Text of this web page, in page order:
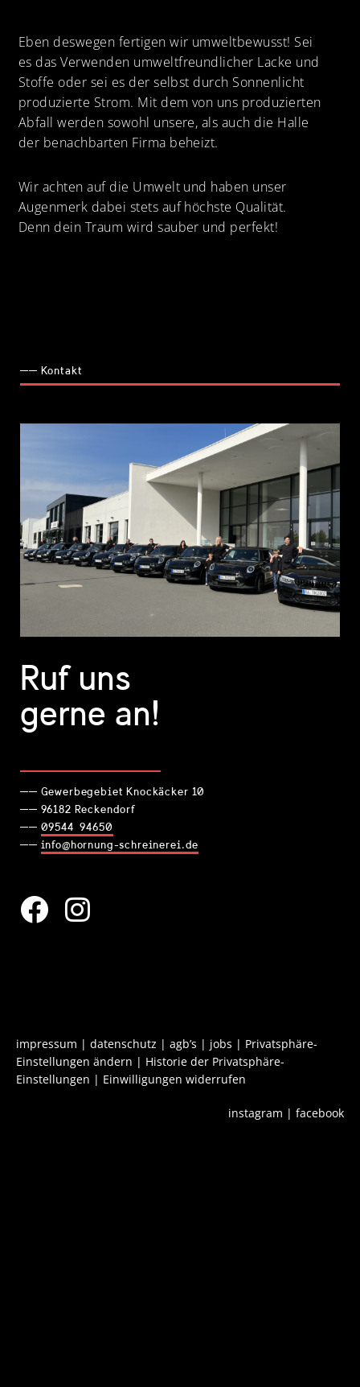
Eben deswegen fertigen wir umweltbewusst! Sei
es das Verwenden umweltfreundlicher Lacke und
Stoffe oder sei es der selbst durch Sonnenlicht
produzierte Strom. Mit dem von uns produzierten
Abfall werden sowohl unsere, als auch die Halle
der benachbarten Firma beheizt.
Wir achten auf die Umwelt und haben unser
Augenmerk dabei stets auf höchste Qualität.
Denn dein Traum wird sauber und perfekt!
── Kontakt
Ruf uns
gerne an!
── Gewerbegebiet Knockäcker 10
── 96182 Reckendorf
── 09544 94650
── info@hornung-schreinerei.de
impressum | datenschutz | agb’s | jobs | Privatsphäre-
Einstellungen ändern | Historie der Privatsphäre-
Einstellungen | Einwilligungen widerrufen
instagram | facebook